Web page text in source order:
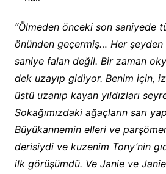
“Ölmeden önceki son saniyede
önünden geçermiş… Her
saniye falan değil. Bir zaman
dek uzayıp gidiyor. Benim için,
üstü uzanıp kayan yıldızları
Sokağımızdaki ağaçların sarı
Büyükannemin elleri ve
derisiydi ve kuzenim Tony’nin
ilk görüşümdü. Ve Janie ve Janie